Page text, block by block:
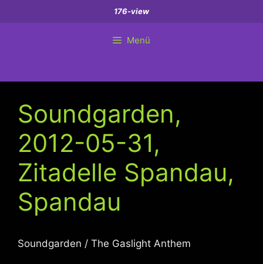
Inhalt
176-view
Menü
Soundgarden,
2012-05-31,
Zitadelle Spandau,
Spandau
Soundgarden / The Gaslight Anthem